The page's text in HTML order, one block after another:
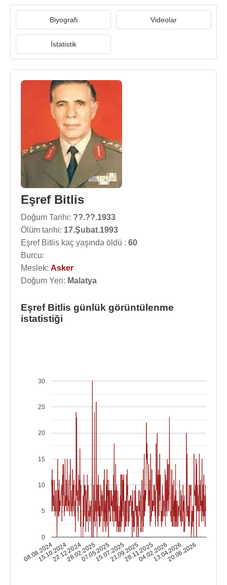
Biyografi Videolar
İstatistik
Eşref Bitlis
Doğum Tarihi: ??.??.1933
Ölüm tarihi: 17.Şubat.1993
Eşref Bitlis kaç yaşında öldü : 60
Burcu:
Meslek: Asker
Doğum Yeri: Malatya
Eşref Bitlis günlük görüntülenme
istatistiği
08.08.2024
15.10.202422.12.202428.02.202507.05.202515.07.202521.09.202528.11.202504.02.202613.04.2026
20.06.2026
0
5
10
15
20
25
30